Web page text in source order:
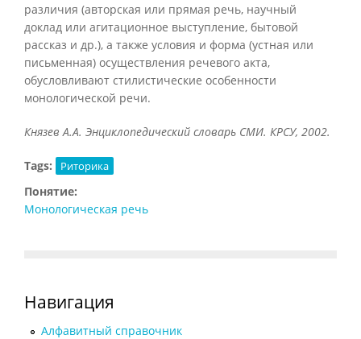
различия (авторская или прямая речь, научный
доклад или агитационное выступление, бытовой
рассказ и др.), а также условия и форма (устная или
письменная) осуществления речевого акта,
обусловливают стилистические особенности
монологической речи.
Князев А.А. Энциклопедический словарь СМИ. КРСУ, 2002.
Tags: Риторика
Понятие:
Монологическая речь
Навигация
Алфавитный справочник